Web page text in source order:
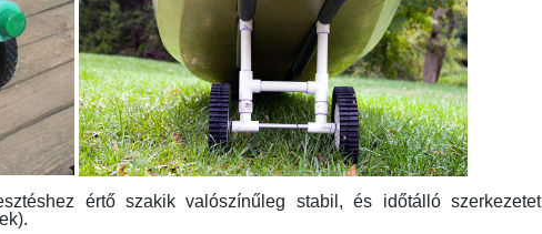
értő szakik valószínűleg stabil, és időtálló szerkezetet